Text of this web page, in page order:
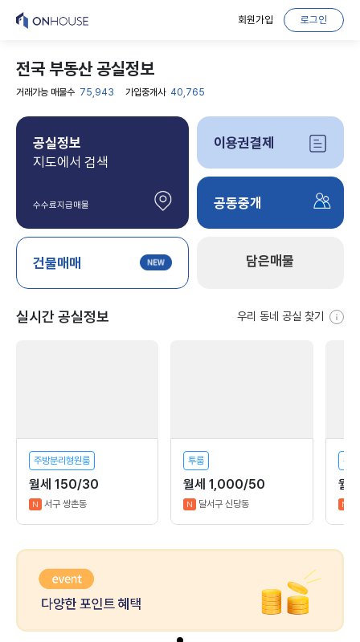
회원가입 로그인
전국 부동산 공실정보
거래가능 매물수 75,943 가입중개사 40,765
공실정보
지도에서 검색
수수료지급매물
건물매매
이용권결제
공동중개
담은매물
실시간 공실정보 우리 동네 공실 찾기
주방분리형원룸
월세 150/30
N 서구 쌍촌동
투룸
월세 1,000/50
N 달서구 신당동
분
월
N